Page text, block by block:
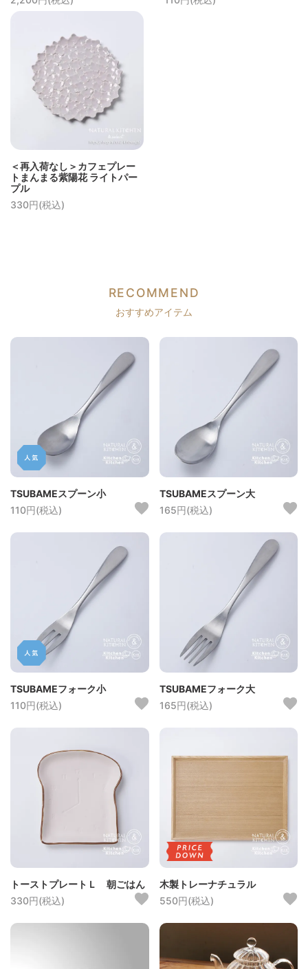
＜再入荷なし＞カフェプレー
トまんまる紫陽花 ライトパー
プル
330円(税込)
RECOMMEND
おすすめアイテム
TSUBAMEスプーン小
110円(税込)
TSUBAMEスプーン大
165円(税込)
TSUBAMEフォーク小
110円(税込)
TSUBAMEフォーク大
165円(税込)
トーストプレートＬ 朝ごはん
330円(税込)
木製トレーナチュラル
550円(税込)